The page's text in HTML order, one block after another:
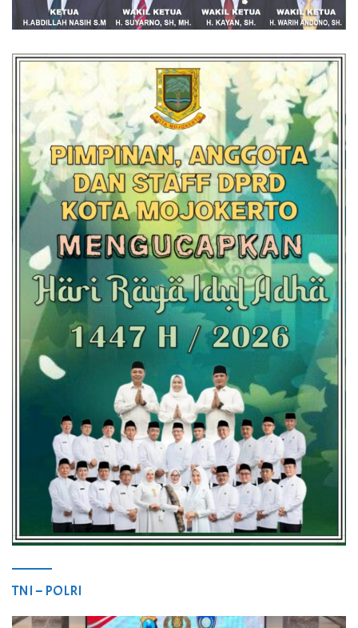
TNI – POLRI